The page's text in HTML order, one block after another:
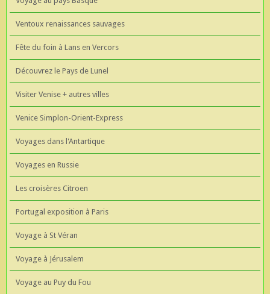
Ventoux renaissances sauvages
Fête du foin à Lans en Vercors
Découvrez le Pays de Lunel
Visiter Venise + autres villes
Venice Simplon-Orient-Express
Voyages dans l'Antartique
Voyages en Russie
Les croisères Citroen
Portugal exposition à Paris
Voyage à St Véran
Voyage à Jérusalem
Voyage au Puy du Fou